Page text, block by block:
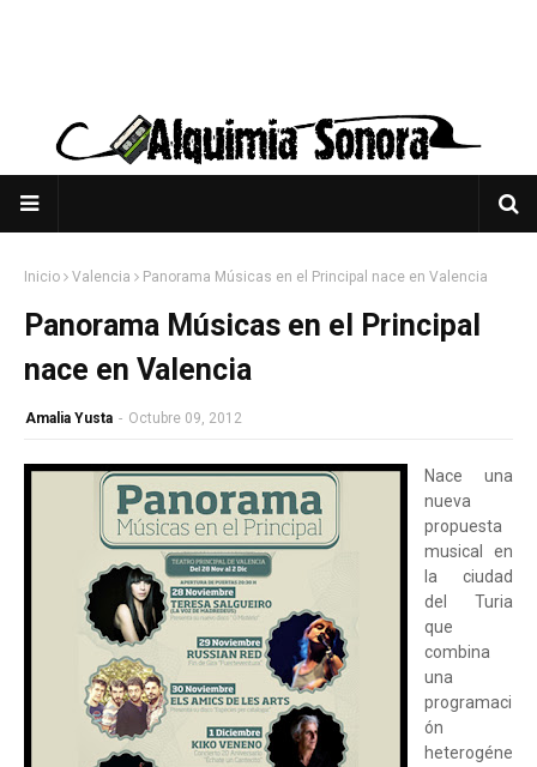
Inicio Valencia Panorama Músicas en el Principal nace en Valencia
Panorama Músicas en el Principal
nace en Valencia
Amalia Yusta - Octubre 09, 2012
Nace una
nueva
propuesta
musical en
la ciudad
del Turia
que
combina
una
programaci
ón
heterogéne